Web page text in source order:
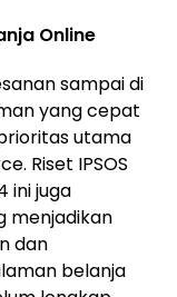
Online
sampai di
yang cepat
utama
Riset IPSOS
ini juga
menjadikan
dan
belanja